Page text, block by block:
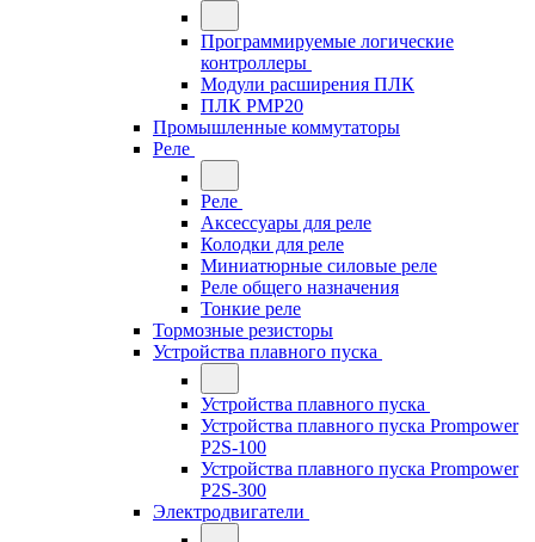
Программируемые логические
контроллеры
Модули расширения ПЛК
ПЛК PMP20
Промышленные коммутаторы
Реле
Реле
Аксессуары для реле
Колодки для реле
Миниатюрные силовые реле
Реле общего назначения
Тонкие реле
Тормозные резисторы
Устройства плавного пуска
Устройства плавного пуска
Устройства плавного пуска Prompower
P2S-100
Устройства плавного пуска Prompower
P2S-300
Электродвигатели